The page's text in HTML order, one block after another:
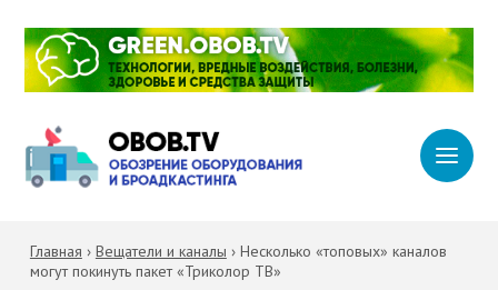
Главная › Вещатели и каналы › Несколько «топовых» каналов
могут покинуть пакет «Триколор ТВ»